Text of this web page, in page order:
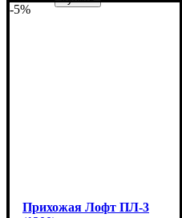
-5%
Прихожая Лофт ПЛ-3